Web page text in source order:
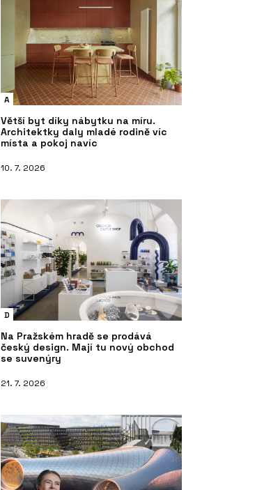
A
Větší byt díky nábytku na míru.
Architektky daly mladé rodině víc
místa a pokoj navíc
10. 7. 2026
D
Na Pražském hradě se prodává
český design. Mají tu nový obchod
se suvenýry
21. 7. 2026